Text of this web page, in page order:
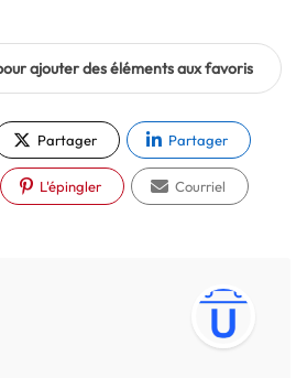
ajouter des éléments aux favoris
Partager Partager
L'épingler Courriel